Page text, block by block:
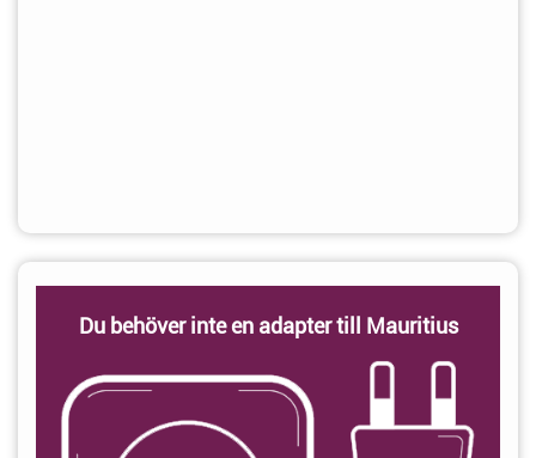
Du behöver inte en adapter till Mauritius